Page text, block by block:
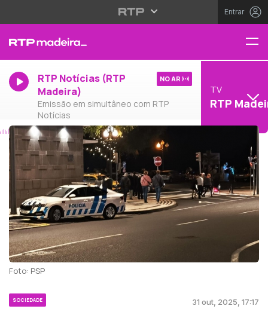
Entrar
RTP Notícias (RTP
Madeira)
Emissão em simultâneo com RTP
Notícias
NO AR
TV
RTP
Foto: PSP
SOCIEDADE 31 out, 2025, 17:17